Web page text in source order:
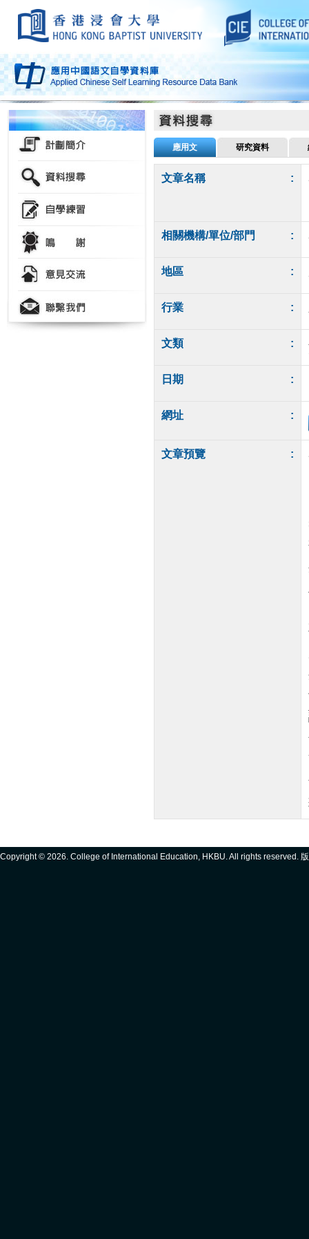
應用文 研究資料
文章名稱 :
相關機構/單位/部門 :
地區 :
行業 :
文類 :
日期 :
網址 :
文章預覽 :
Copyright © 2026. College of International Education, HKBU. All rights reserved.